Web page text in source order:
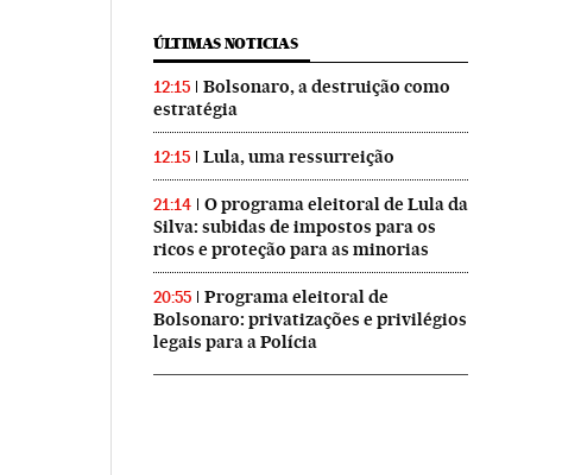
ÚLTIMAS NOTICIAS
12:15
Bolsonaro, a destruição como
estratégia
12:15 Lula, uma ressurreição
21:14
O programa eleitoral de Lula da
Silva: subidas de impostos para os
ricos e proteção para as minorias
20:55
Programa eleitoral de
Bolsonaro: privatizações e privilégios
legais para a Polícia